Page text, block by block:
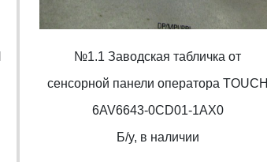
№1.1 Заводская табличка от
cенсорной панели оператора TOUCH
6AV6643-0CD01-1AX0
Б/y, в наличии